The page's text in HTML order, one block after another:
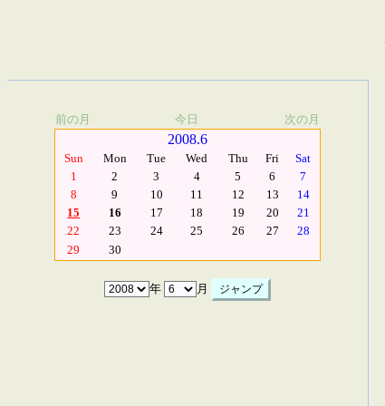
前の月 今日 次の月
2008.6
Sun Mon Tue Wed Thu Fri
Sat
1
2 3 4 5 6
7
8
9 10 11 12 13
14
15
16 17 18 19 20
21
22
23 24 25 26 27
28
29
30
年 月